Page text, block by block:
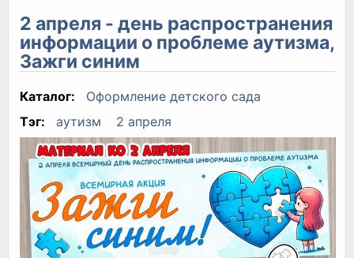
2 апреля - день распространения
информации о проблеме аутизма,
Зажги синим
Каталог:
Оформление детского сада
Тэг:
аутизм 2 апреля